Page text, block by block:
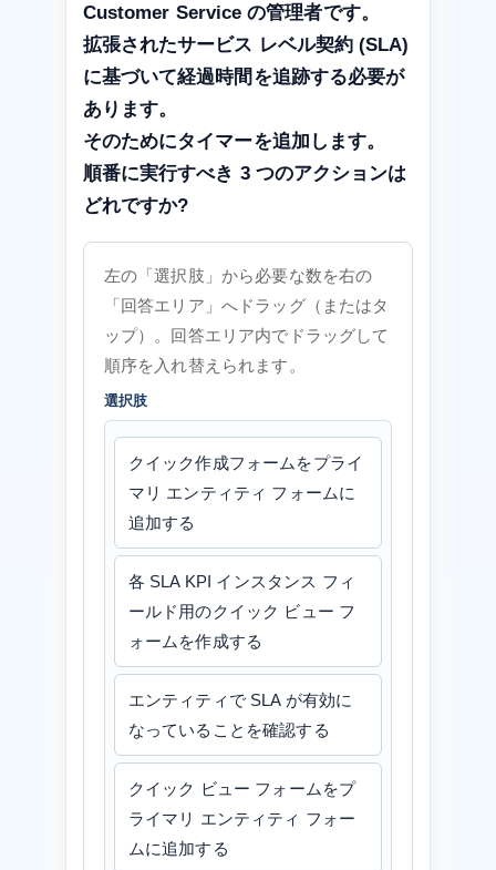
Customer Service の管理者です。
拡張されたサービス レベル契約 (SLA)
に基づいて経過時間を追跡する必要が
あります。
そのためにタイマーを追加します。
順番に実行すべき 3 つのアクションは
どれですか?
左の「選択肢」から必要な数を右の
「回答エリア」へドラッグ（またはタ
ップ）。回答エリア内でドラッグして
順序を入れ替えられます。
選択肢
クイック作成フォームをプライ
マリ エンティティ フォームに
追加する
各 SLA KPI インスタンス フィ
ールド用のクイック ビュー フ
ォームを作成する
エンティティで SLA が有効に
なっていることを確認する
クイック ビュー フォームをプ
ライマリ エンティティ フォー
ムに追加する